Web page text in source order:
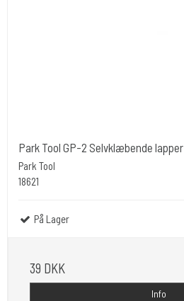
Park Tool GP-2 Selvklæbende lapper
Park Tool
18621
På Lager
39 DKK
Info